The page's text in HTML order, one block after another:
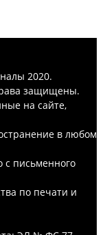
2020.
защищены.
на сайте,
в любом
с письменного
по печати и